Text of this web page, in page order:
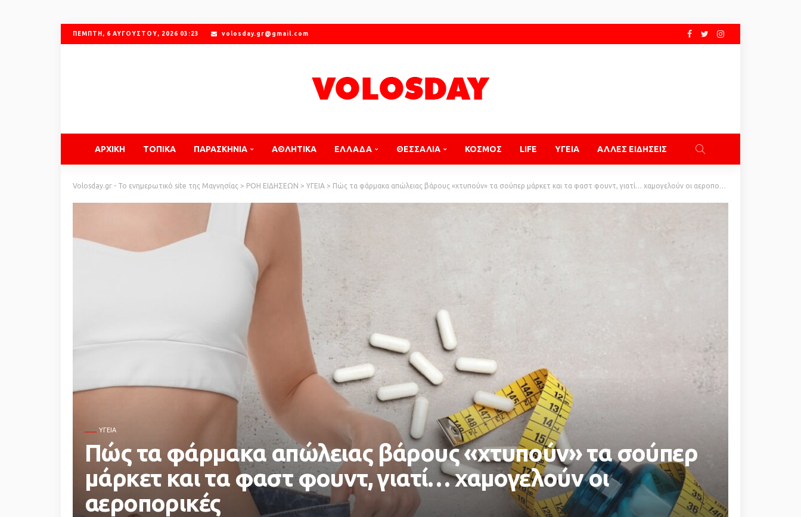
ΠΈΜΠΤΗ, 6 ΑΥΓΟΎΣΤΟΥ, 2026 03:23 volosday.gr@gmail.com
ΑΡΧΙΚΗ ΤΟΠΙΚΑ ΠΑΡΑΣΚΗΝΙΑ ΑΘΛΗΤΙΚΑ ΕΛΛΑΔΑ ΘΕΣΣΑΛΙΑ ΚΟΣΜΟΣ LIFE ΥΓΕΙΑ ΑΛΛΕΣ ΕΙΔΗΣΕΙΣ
Volosday.gr - Το ενημερωτικό site της Μαγνησίας > ΡΟΗ ΕΙΔΗΣΕΩΝ > ΥΓΕΙΑ > Πώς τα φάρμακα απώλειας βάρους «χτυπούν» τα σούπερ μάρκετ και τα φαστ φουντ, γιατί… χαμογελούν οι αεροπορικές
ΥΓΕΙΑ
Πώς τα φάρμακα απώλειας βάρους «χτυπούν» τα σούπερ
μάρκετ και τα φαστ φουντ, γιατί… χαμογελούν οι
αεροπορικές